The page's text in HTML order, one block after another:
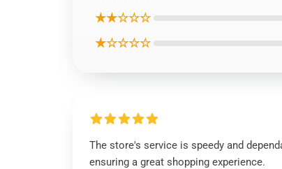
★★☆☆☆
★☆☆☆☆
The store's service is speedy and
ensuring a great shopping experience.